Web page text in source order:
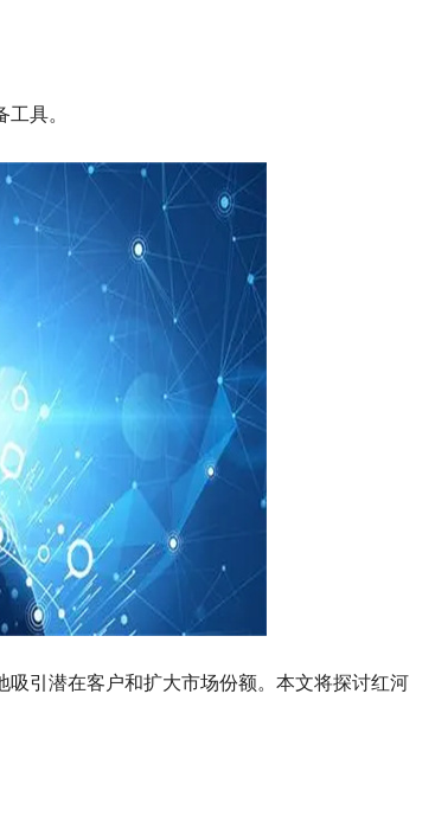
具。
引潜在客户和扩大市场份额。本文将探讨红河